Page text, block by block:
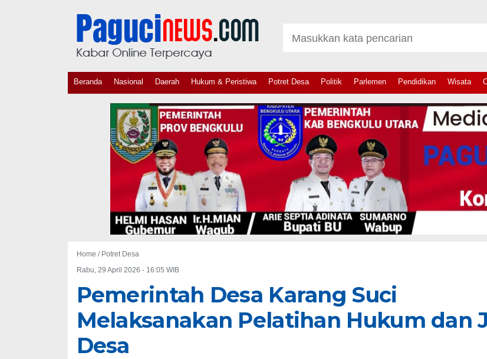
Beranda Nasional Daerah Hukum & Peristiwa Potret Desa Politik Parlemen Pendidikan Wisata
Home / Potret Desa
Rabu, 29 April 2026 - 16:05 WIB
Pemerintah Desa Karang Suci
Melaksanakan Pelatihan Hukum dan
Desa